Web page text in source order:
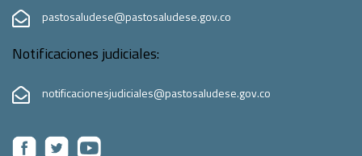
pastosaludese@pastosaludese.gov.co
Notificaciones judiciales:
notificacionesjudiciales@pastosaludese.gov.co